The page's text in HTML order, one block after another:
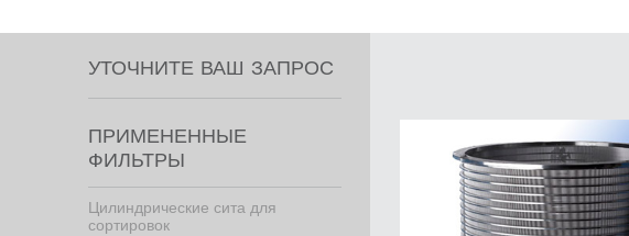
УТОЧНИТЕ ВАШ ЗАПРОС
ПРИМЕНЕННЫЕ
ФИЛЬТРЫ
Цилиндрические сита для
сортировок